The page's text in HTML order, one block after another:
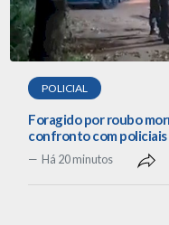
POLICIAL
Foragido por roubo
confronto com
Há 20 minutos